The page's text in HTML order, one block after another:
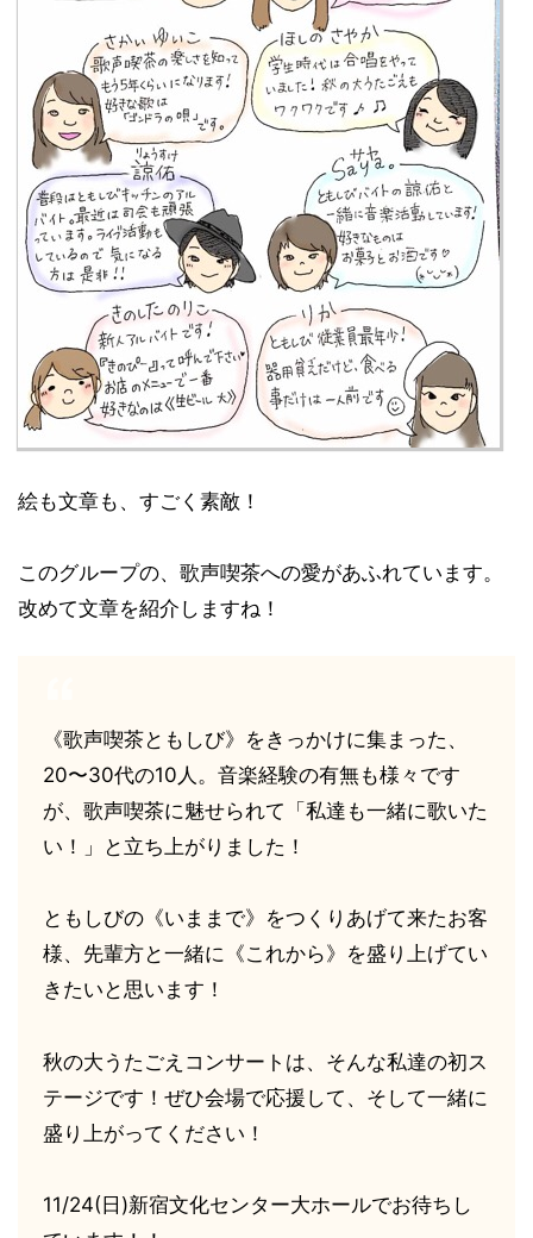
絵も文章も、すごく素敵！
このグループの、歌声喫茶への愛があふれています。
改めて文章を紹介しますね！
《歌声喫茶ともしび》をきっかけに集まった、
20〜30代の10人。音楽経験の有無も様々です
が、歌声喫茶に魅せられて「私達も一緒に歌いた
い！」と立ち上がりました！
ともしびの《いままで》をつくりあげて来たお客
様、先輩方と一緒に《これから》を盛り上げてい
きたいと思います！
秋の大うたごえコンサートは、そんな私達の初ス
テージです！ぜひ会場で応援して、そして一緒に
盛り上がってください！
11/24(日)新宿文化センター大ホールでお待ちし